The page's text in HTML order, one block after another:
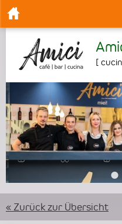
[
•
« Zurück zur Übersicht